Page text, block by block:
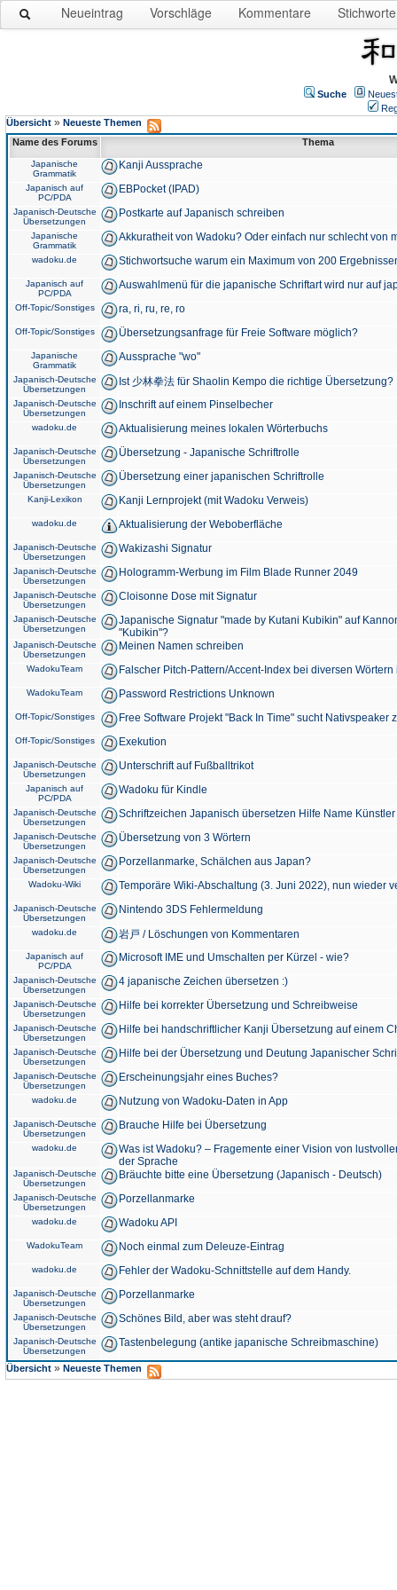
Neueintrag Vorschläge Kommentare Stichworte
Suche
Übersicht » Neueste Themen
Name des Forums
Thema
Japanische
Grammatik
Kanji Aussprache
Japanisch auf
PC/PDA
EBPocket (IPAD)
Japanisch-Deutsche
Übersetzungen
Postkarte auf Japanisch schreiben
Japanische
Grammatik
Akkuratheit von Wadoku? Oder einfach nur schlecht von
wadoku.de Stichwortsuche warum ein Maximum von 200
Japanisch auf
PC/PDA
Auswahlmenü für die japanische Schriftart wird nur auf
Off-Topic/Sonstiges ra, ri, ru, re, ro
Off-Topic/Sonstiges Übersetzungsanfrage für Freie Software möglich?
Japanische
Grammatik
Aussprache "wo"
Japanisch-Deutsche
Übersetzungen
Ist 少林拳法 für Shaolin Kempo die richtige Übersetzung?
Japanisch-Deutsche
Übersetzungen
Inschrift auf einem Pinselbecher
wadoku.de Aktualisierung meines lokalen Wörterbuchs
Japanisch-Deutsche
Übersetzungen
Übersetzung - Japanische Schriftrolle
Japanisch-Deutsche
Übersetzungen
Übersetzung einer japanischen Schriftrolle
Kanji-Lexikon Kanji Lernprojekt (mit Wadoku Verweis)
wadoku.de Aktualisierung der Weboberfläche
Japanisch-Deutsche
Übersetzungen
Wakizashi Signatur
Japanisch-Deutsche
Übersetzungen
Hologramm-Werbung im Film Blade Runner 2049
Japanisch-Deutsche
Übersetzungen
Cloisonne Dose mit Signatur
Japanisch-Deutsche
Übersetzungen
Japanische Signatur "made by Kutani Kubikin" auf
"Kubikin"?
Japanisch-Deutsche
Übersetzungen
Meinen Namen schreiben
WadokuTeam Falscher Pitch-Pattern/Accent-Index bei diversen
WadokuTeam Password Restrictions Unknown
Off-Topic/Sonstiges Free Software Projekt "Back In Time" sucht Nativspeaker
Off-Topic/Sonstiges Exekution
Japanisch-Deutsche
Übersetzungen
Unterschrift auf Fußballtrikot
Japanisch auf
PC/PDA
Wadoku für Kindle
Japanisch-Deutsche
Übersetzungen
Schriftzeichen Japanisch übersetzen Hilfe Name
Japanisch-Deutsche
Übersetzungen
Übersetzung von 3 Wörtern
Japanisch-Deutsche
Übersetzungen
Porzellanmarke, Schälchen aus Japan?
Wadoku-Wiki Temporäre Wiki-Abschaltung (3. Juni 2022), nun wieder
Japanisch-Deutsche
Übersetzungen
Nintendo 3DS Fehlermeldung
wadoku.de 岩戸 / Löschungen von Kommentaren
Japanisch auf
PC/PDA
Microsoft IME und Umschalten per Kürzel - wie?
Japanisch-Deutsche
Übersetzungen
4 japanische Zeichen übersetzen :)
Japanisch-Deutsche
Übersetzungen
Hilfe bei korrekter Übersetzung und Schreibweise
Japanisch-Deutsche
Übersetzungen
Hilfe bei handschriftlicher Kanji Übersetzung auf einem
Japanisch-Deutsche
Übersetzungen
Hilfe bei der Übersetzung und Deutung Japanischer
Japanisch-Deutsche
Übersetzungen
Erscheinungsjahr eines Buches?
wadoku.de Nutzung von Wadoku-Daten in App
Japanisch-Deutsche
Übersetzungen
Brauche Hilfe bei Übersetzung
wadoku.de
Was ist Wadoku? – Fragemente einer Vision von
der Sprache
Japanisch-Deutsche
Übersetzungen
Bräuchte bitte eine Übersetzung (Japanisch - Deutsch)
Japanisch-Deutsche
Übersetzungen
Porzellanmarke
wadoku.de Wadoku API
WadokuTeam Noch einmal zum Deleuze-Eintrag
wadoku.de Fehler der Wadoku-Schnittstelle auf dem Handy.
Japanisch-Deutsche
Übersetzungen
Porzellanmarke
Japanisch-Deutsche
Übersetzungen
Schönes Bild, aber was steht drauf?
Japanisch-Deutsche
Übersetzungen
Tastenbelegung (antike japanische Schreibmaschine)
Übersicht » Neueste Themen